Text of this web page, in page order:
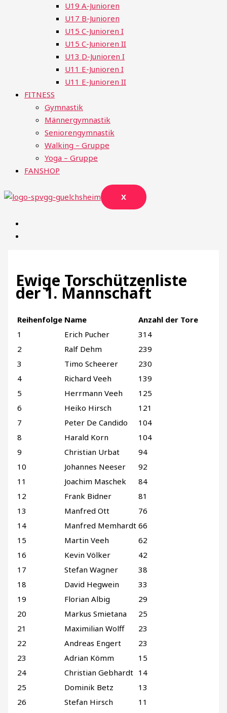
U19 A-Junioren
U17 B-Junioren
U15 C-Junioren I
U15 C-Junioren II
U13 D-Junioren I
U11 E-Junioren I
U11 E-Junioren II
FITNESS
Gymnastik
Männergymnastik
Seniorengymnastik
Walking – Gruppe
Yoga – Gruppe
FANSHOP
X
Ewige Torschützenliste
der 1. Mannschaft
Reihenfolge Name
Anzahl der Tore
1
Erich Pucher
314
2
Ralf Dehm
239
3
Timo Scheerer
230
4
Richard Veeh
139
5
Herrmann Veeh
125
6
Heiko Hirsch
121
7
Peter De Candido
104
8
Harald Korn
104
9
Christian Urbat
94
10
Johannes Neeser
92
11
Joachim Maschek
84
12
Frank Bidner
81
13
Manfred Ott
76
14
Manfred Memhardt 66
15
Martin Veeh
62
16
Kevin Völker
42
17
Stefan Wagner
38
18
David Hegwein
33
19
Florian Albig
29
20
Markus Smietana
25
21
Maximilian Wolff
23
22
Andreas Engert
23
23
Adrian Kömm
15
24
Christian Gebhardt 14
25
Dominik Betz
13
26
Stefan Hirsch
11